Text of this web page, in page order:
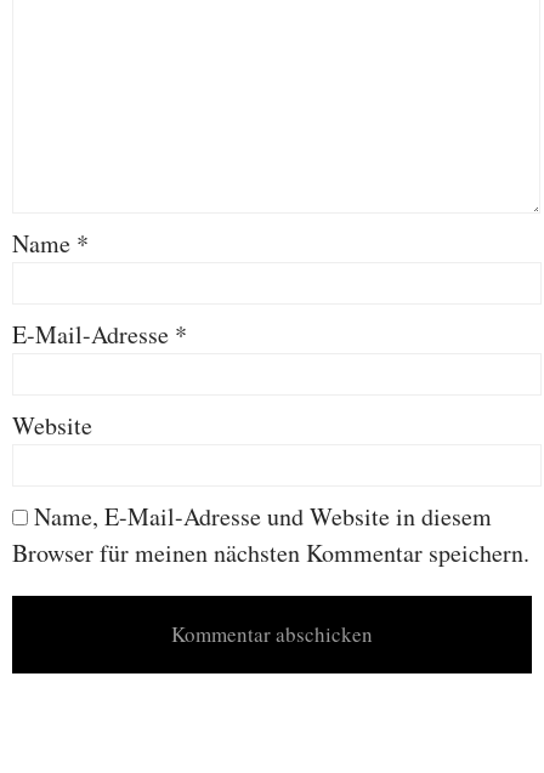
Name *
E-Mail-Adresse *
Website
Name, E-Mail-Adresse und Website in diesem
Browser für meinen nächsten Kommentar speichern.